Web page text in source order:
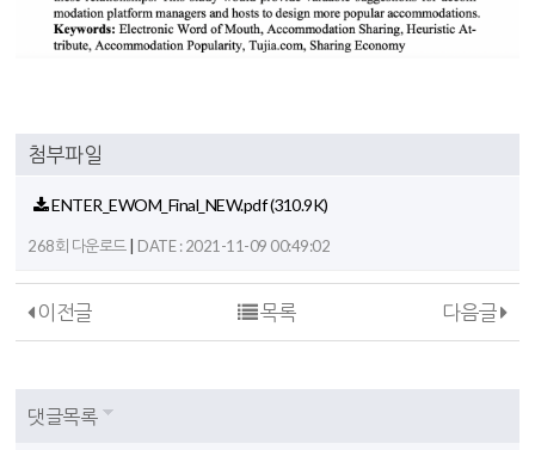
첨부파일
ENTER_EWOM_Final_NEW.pdf(310.9K)
268회 다운로드| DATE : 2021-11-09 00:49:02
이전글 다음글
목록
댓글목록